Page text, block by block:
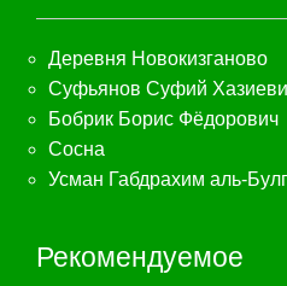
Деревня Новокизганово
Суфьянов Суфий
Бобрик Борис Фёдорович
Сосна
Усман Габдрахим аль-
Рекомендуемое